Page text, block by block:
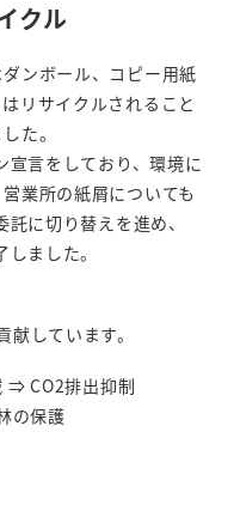
クル
ンボール、コピー用紙
リサイクルされること
た。
言をしており、環境に
業所の紙屑についても
に切り替えを進め、
ました。
しています。
⇒ CO2排出抑制
の保護